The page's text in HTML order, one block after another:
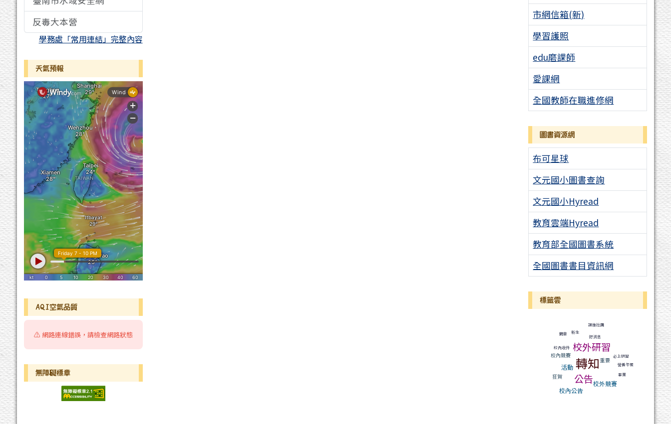
反毒大本營
學務處「常用連結」完整內容
天氣預報
AQI空氣品質
⚠️ 網路連線錯誤，請檢查網路狀態
無障礙標章
市網信箱(新)
學習護照
edu磨課師
愛課網
全國教師在職進修網
圖書資源網
布可星球
文元國小圖書查詢
文元國小Hyread
教育雲端Hyread
教育部全國圖書系統
全國圖書書目資訊網
標籤雲
簡章 新生
課後社團
校外研習
好消息
校內競賽
校內收件
活動 轉知 重要
必上研習
營養午餐
狂賀 公告
校內公告
校外競賽
畢業